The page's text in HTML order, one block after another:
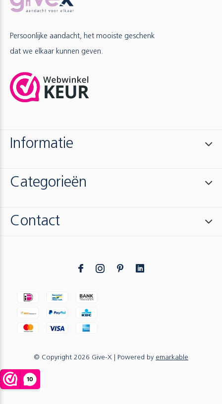
Persoonlijke aandacht, het mooiste geschenk
dat we elkaar kunnen geven.
Informatie
Categorieën
Contact
© Copyright 2026 Give-X | Powered by emarkable